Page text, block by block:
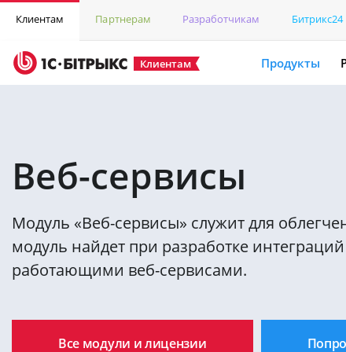
Клиентам Партнерам Разработчикам Битрикс24
Клиентам Продукты
Веб-сервисы
Модуль «Веб-сервисы» служит для
модуль найдет при разработке
работающими веб-сервисами.
Все модули и лицензии